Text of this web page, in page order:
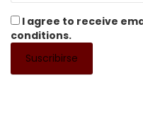
I agree to receive
conditions.